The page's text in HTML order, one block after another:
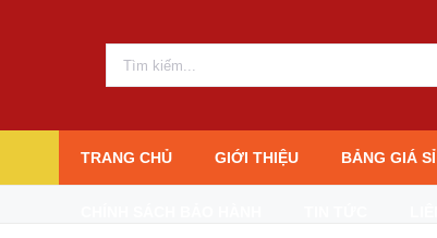
TRANG CHỦ GIỚI THIỆU BẢNG GIÁ SỈ